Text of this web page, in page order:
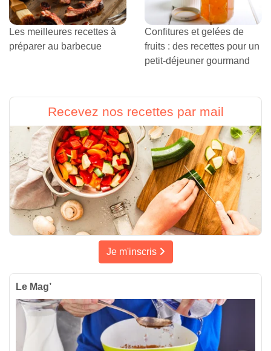
Les meilleures recettes à
préparer au barbecue
Confitures et gelées de
fruits : des recettes pour un
petit-déjeuner gourmand
Recevez nos recettes par mail
Je m'inscris
Le Mag’